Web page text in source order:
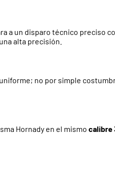
a un disparo técnico preciso
alta precisión.
no por simple
Hornady en el mismo calibre